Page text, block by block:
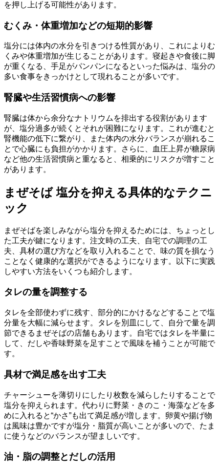
を押し上げる可能性があります。
むくみ・体重増加などの短期的影響
塩分には体内の水分を引きつける性質があり、これによりむ
くみや体重増加が生じることがあります。寝起きや食後に脚
が重くなる、手足がパンパンになるといった悩みは、塩分の
多い食事をきっかけとして現れることが多いです。
腎臓や生活習慣病への影響
腎臓は体から余分なナトリウムを排出する役割があります
が、塩分過多が続くとそれが困難になります。これが進むと
腎機能の低下に繋がり、また体内の水分バランスが崩れるこ
とで心臓にも負担がかかります。さらに、血圧上昇が糖尿病
など他の生活習慣病と重なると、相乗的にリスクが増すこと
があります。
まぜそば 塩分を抑える具体的なテクニ
ック
まぜそばを楽しみながら塩分を抑えるためには、ちょっとし
た工夫が鍵になります。注文時の工夫、自宅での調理の工
夫、具材の選び方などを取り入れることで、味の質を損なう
ことなく健康的な選択ができるようになります。以下に実践
しやすい方法をいくつも紹介します。
タレの量を調整する
タレを全部使わずに残す、部分的にかけるなどすることで塩
分量を大幅に減らせます。タレを別皿にして、自分で量を調
節できるまぜそばの店舗もあります。自宅ではタレを半量に
して、だしや香味野菜を足すことで風味を補うことが可能で
す。
具材で満足感を出す工夫
チャーシューを薄切りにしたり枚数を減らしたりすることで
塩分を抑えられます。代わりに野菜・きのこ・海藻などを多
めに入れると“かさ”も出て満足感が増します。卵黄や揚げ物
は風味は豊かですが塩分・脂質が高いことが多いので、たま
に使うなどのバランスが望ましいです。
油・脂の調整とだしの活用